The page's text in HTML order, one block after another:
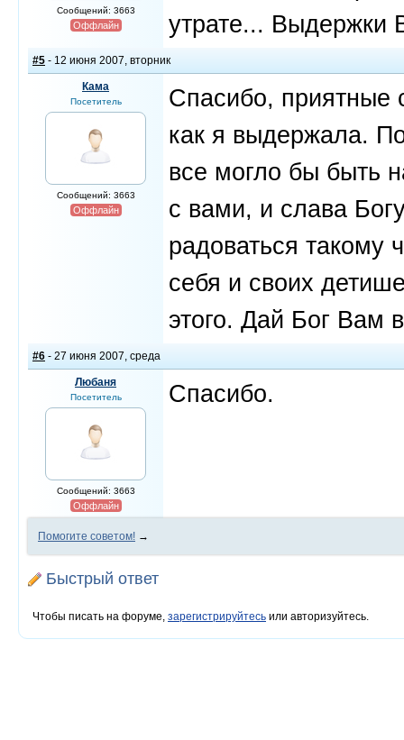
Сообщений: 3663
Оффлайн
утрате... Выдержки
#5 - 12 июня 2007, вторник
Кама
Посетитель
Сообщений: 3663
Оффлайн
Спасибо, приятные
как я выдержала.
все могло бы быть
с вами, и слава
радоваться такому
себя и своих
этого. Дай Бог Вам
#6 - 27 июня 2007, среда
Любаня
Посетитель
Сообщений: 3663
Оффлайн
Спасибо.
Помогите советом! →
Быстрый ответ
Чтобы писать на форуме, зарегистрируйтесь или авторизуйтесь.